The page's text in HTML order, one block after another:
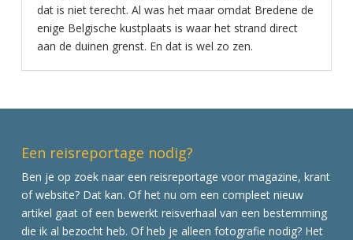
dat is niet terecht. Al was het maar omdat Bredene de
enige Belgische kustplaats is waar het strand direct
aan de duinen grenst. En dat is wel zo zen.
Een reisreportage nodig?
Ben je op zoek naar een reisreportage voor magazine, krant
of website? Dat kan. Of het nu om een compleet nieuw
artikel gaat of een bewerkt reisverhaal van een bestemming
die ik al bezocht heb. Of heb je alleen fotografie nodig? Het